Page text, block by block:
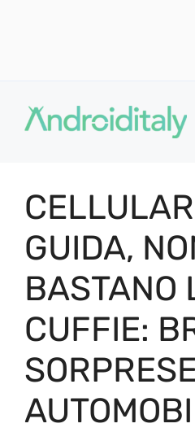
contenuto
GUIDA,
BASTANO
CUFFIE: